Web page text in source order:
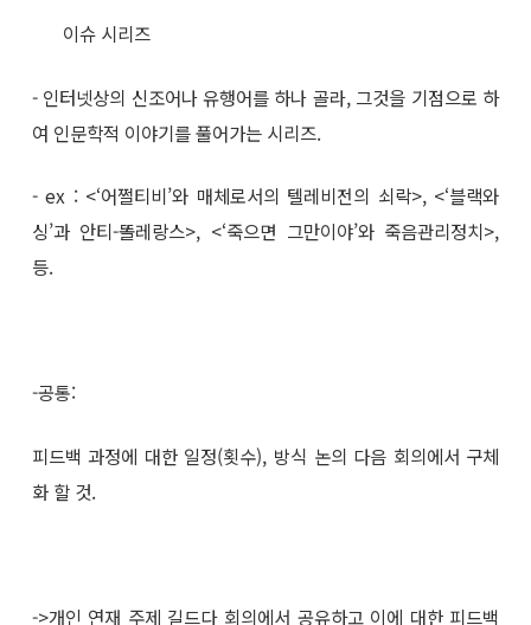
이슈 시리즈
- 인터넷상의 신조어나 유행어를 하나 골라, 그것을 기점으로 하
여 인문학적 이야기를 풀어가는 시리즈.
- ex : <‘어쩔티비’와 매체로서의 텔레비전의 쇠락>, <‘블랙와
싱’과 안티-똘레랑스>, <‘죽으면 그만이야’와 죽음관리정치>,
등.
-공통:
피드백 과정에 대한 일정(횟수), 방식 논의 다음 회의에서 구체
화 할 것.
->개인 연재 주제 길드다 회의에서 공유하고 이에 대한 피드백